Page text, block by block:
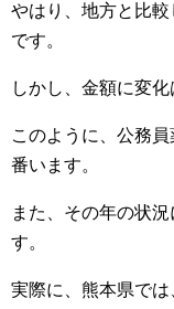
やはり、地方と比
です。
しかし、金額に変化
このように、公務
番います。
また、その年の状
す。
実際に、熊本県で